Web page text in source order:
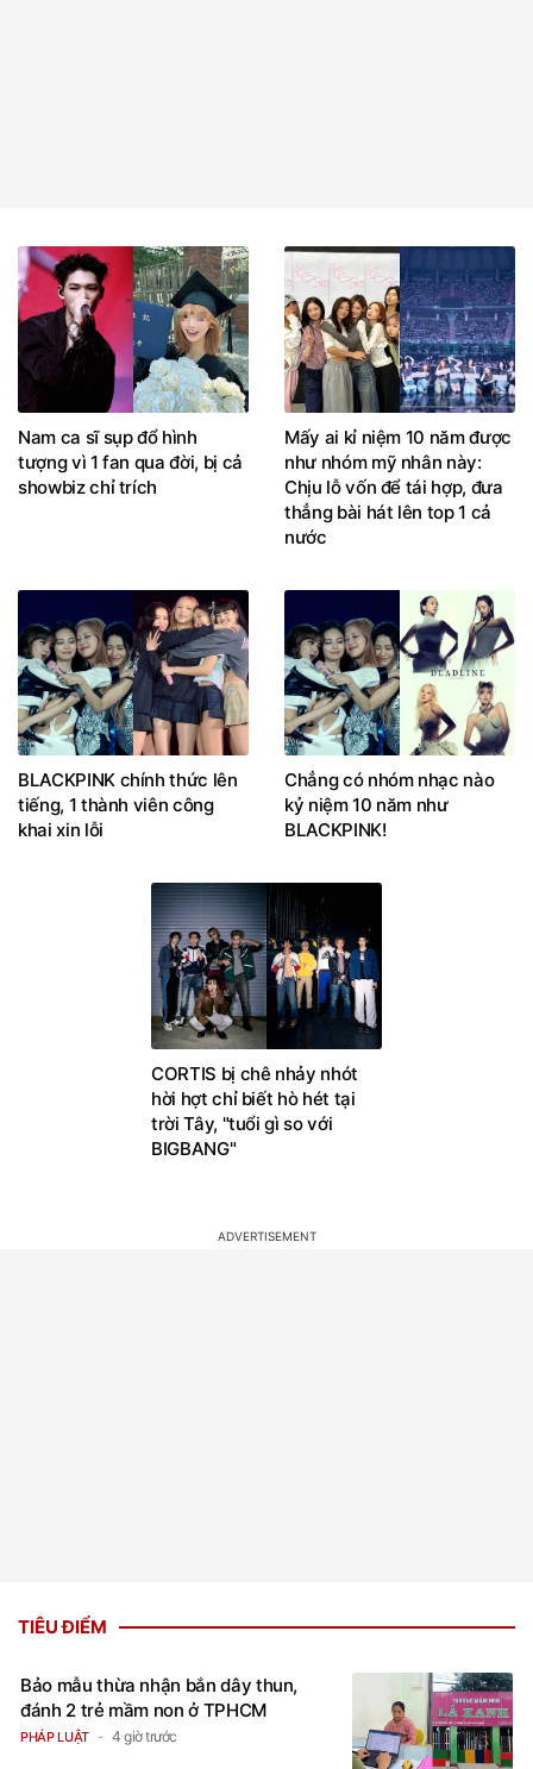
Nam ca sĩ sụp đổ hình
tượng vì 1 fan qua đời, bị cả
showbiz chỉ trích
Mấy ai kỉ niệm 10 năm được
như nhóm mỹ nhân này:
Chịu lỗ vốn để tái hợp, đưa
thẳng bài hát lên top 1 cả
nước
BLACKPINK chính thức lên
tiếng, 1 thành viên công
khai xin lỗi
Chẳng có nhóm nhạc nào
kỷ niệm 10 năm như
BLACKPINK!
CORTIS bị chê nhảy nhót
hời hợt chỉ biết hò hét tại
trời Tây, "tuổi gì so với
BIGBANG"
TIÊU ĐIỂM
Bảo mẫu thừa nhận bắn dây thun,
đánh 2 trẻ mầm non ở TPHCM
PHÁP LUẬT 4 giờ trước